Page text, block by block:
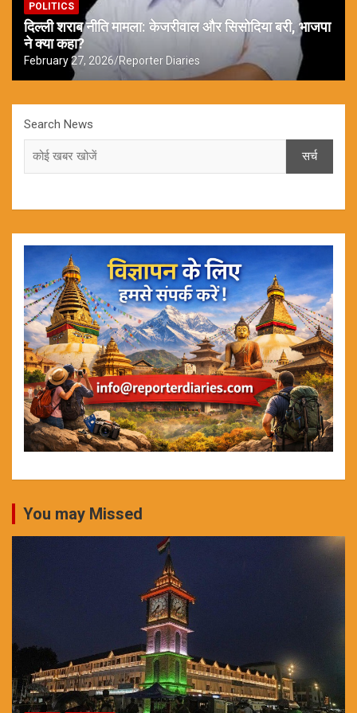
POLITICS
दिल्ली शराब नीति मामला: केजरीवाल और सिसोदिया बरी, भाजपा
ने क्या कहा?
February 27, 2026 Reporter Diaries
Search News
सर्च
You may Missed